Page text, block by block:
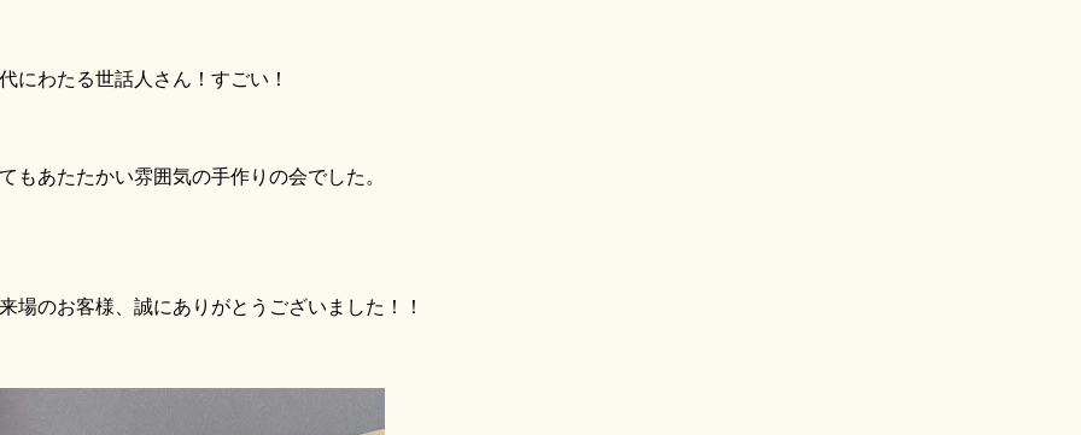
にわたる世話人さん！すごい！
もあたたかい雰囲気の手作りの会でした。
場のお客様、誠にありがとうございました！！